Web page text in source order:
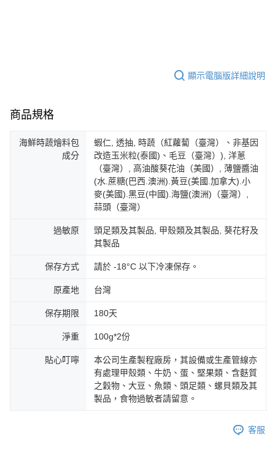
顯示電腦版詳細說明
商品規格
海鮮時蔬燴料包
成分
蝦仁, 透抽, 時蔬（紅蘿蔔（臺灣）、非基因
改造玉米粒(泰國)、毛豆（臺灣）), 洋蔥
（臺灣）, 高油酸葵花油（美國）, 薄鹽醬油
(水.蔗糖(巴西.澳洲).黃豆(美國.加拿大).小
麥(美國).黑豆(中國).海鹽(澳洲)（臺灣）,
蒜頭（臺灣）
過敏原
頭足類及其製品, 甲殼類及其製品, 葵花籽及
其製品
保存方式 請於 -18°C 以下冷凍保存。
原產地 台灣
保存期限 180天
淨重 100g*2份
貼心叮嚀
本公司生產製程廠房，其設備或生產管線亦
有處理甲殼類、牛奶、蛋、堅果類、含麩質
之穀物、大豆、魚類、頭足類、螺貝類及其
製品，食物過敏者請留意。
客服